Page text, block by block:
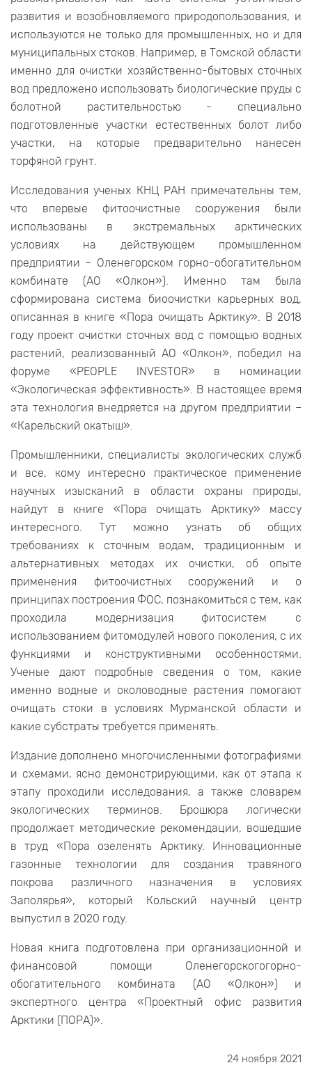
развития и возобновляемого природопользования, и
используются не только для промышленных, но и для
муниципальных стоков. Например, в Томской области
именно для очистки хозяйственно-бытовых сточных
вод предложено использовать биологические пруды с
болотной растительностью - специально
подготовленные участки естественных болот либо
участки, на которые предварительно нанесен
торфяной грунт.
Исследования ученых КНЦ РАН примечательны тем,
что впервые фитоочистные сооружения были
использованы в экстремальных арктических
условиях на действующем промышленном
предприятии – Оленегорском горно-обогатительном
комбинате (АО «Олкон»). Именно там была
сформирована система биоочистки карьерных вод,
описанная в книге «Пора очищать Арктику». В 2018
году проект очистки сточных вод с помощью водных
растений, реализованный АО «Олкон», победил на
форуме «PEOPLE INVESTOR» в номинации
«Экологическая эффективность». В настоящее время
эта технология внедряется на другом предприятии –
«Карельский окатыш».
Промышленники, специалисты экологических служб
и все, кому интересно практическое применение
научных изысканий в области охраны природы,
найдут в книге «Пора очищать Арктику» массу
интересного. Тут можно узнать об общих
требованиях к сточным водам, традиционным и
альтернативных методах их очистки, об опыте
применения фитоочистных сооружений и о
принципах построения ФОС, познакомиться с тем, как
проходила модернизация фитосистем с
использованием фитомодулей нового поколения, с их
функциями и конструктивными особенностями.
Ученые дают подробные сведения о том, какие
именно водные и околоводные растения помогают
очищать стоки в условиях Мурманской области и
какие субстраты требуется применять.
Издание дополнено многочисленными фотографиями
и схемами, ясно демонстрирующими, как от этапа к
этапу проходили исследования, а также словарем
экологических терминов. Брошюра логически
продолжает методические рекомендации, вошедшие
в труд «Пора озеленять Арктику. Инновационные
газонные технологии для создания травяного
покрова различного назначения в условиях
Заполярья», который Кольский научный центр
выпустил в 2020 году.
Новая книга подготовлена при организационной и
финансовой помощи Оленегорскогогорно-
обогатительного комбината (АО «Олкон») и
экспертного центра «Проектный офис развития
Арктики (ПОРА)».
24 ноября 2021